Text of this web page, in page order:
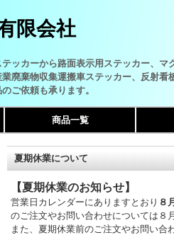
限会社
ッカーから路面表示用ステッカー、マ
廃棄物収集運搬車ステッカー、反射看
ご依頼も承ります。
商品一覧
夏期休業について
【夏期休業のお知らせ】
営業日カレンダーにありますとおり ８
のご注文やお問い合わせについては８
また、夏期休業前のご注文やお問い合